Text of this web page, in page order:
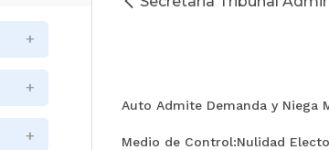
Auto Admite Demanda y Niega
Medio de Control:Nulidad